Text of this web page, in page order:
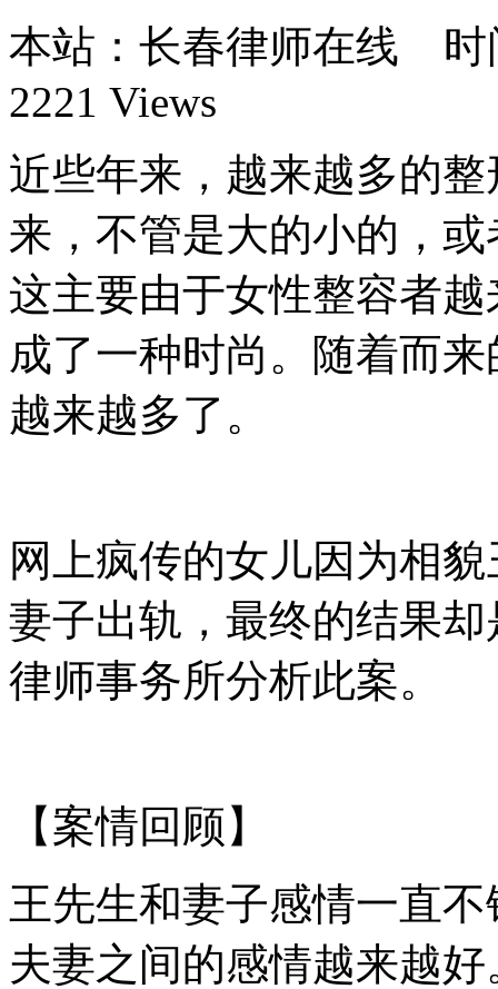
本站：长春律师在线 时
2221 Views
近些年来，越来越多的
来，不管是大的小的，
这主要由于女性整容者
成了一种时尚。随着而
越来越多了。
网上疯传的女儿因为相
妻子出轨，最终的结果
律师事务所分析此案。
【案情回顾】
王先生和妻子感情一直
夫妻之间的感情越来越